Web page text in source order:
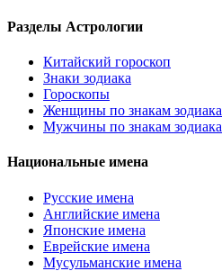
Разделы Астрологии
Китайский гороскоп
Знаки зодиака
Гороскопы
Женщины по знакам зодиака
Мужчины по знакам зодиака
Национальные имена
Русские имена
Английские имена
Японские имена
Еврейские имена
Мусульманские имена